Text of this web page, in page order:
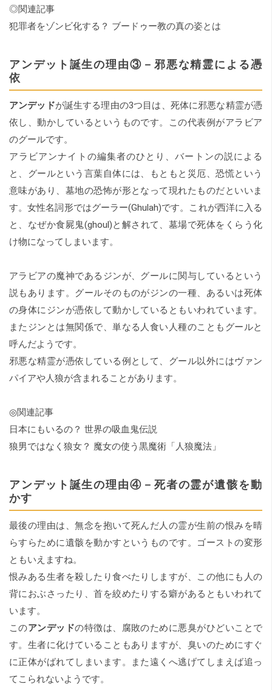
◎関連記事
犯罪者をゾンビ化する？ ブードゥー教の真の姿とは
アンデット誕生の理由③－邪悪な精霊による憑
依
アンデッドが誕生する理由の3つ目は、死体に邪悪な精霊が憑
依し、動かしているというものです。この代表例がアラビア
のグールです。
アラビアンナイトの編集者のひとり、バートンの説による
と、グールという言葉自体には、もともと災厄、恐慌という
意味があり、墓地の恐怖が形となって現れたものだといいま
す。女性名詞形ではグーラー(Ghulah)です。これが西洋に入る
と、なぜか食屍鬼(ghoul)と解されて、墓場で死体をくらう化
け物になってしまいます。
アラビアの魔神であるジンが、グールに関与しているという
説もあります。グールそのものがジンの一種、あるいは死体
の身体にジンが憑依して動かしているともいわれています。
またジンとは無関係で、単なる人食い人種のこともグールと
呼んだようです。
邪悪な精霊が憑依している例として、グール以外にはヴァン
パイアや人狼が含まれることがあります。
◎関連記事
日本にもいるの？ 世界の吸血鬼伝説
狼男ではなく狼女？ 魔女の使う黒魔術「人狼魔法」
アンデット誕生の理由④－死者の霊が遺骸を動
かす
最後の理由は、無念を抱いて死んだ人の霊が生前の恨みを晴
らすらために遺骸を動かすというものです。ゴーストの変形
ともいえますね。
恨みある生者を殺したり食べたりしますが、この他にも人の
背におぶさったり、首を絞めたりする癖があるともいわれて
います。
このアンデッドの特徴は、腐敗のために悪臭がひどいことで
す。生者に化けていることもありますが、臭いのためにすぐ
に正体がばれてしまいます。また遠くへ逃げてしまえば追っ
てこられないようです。